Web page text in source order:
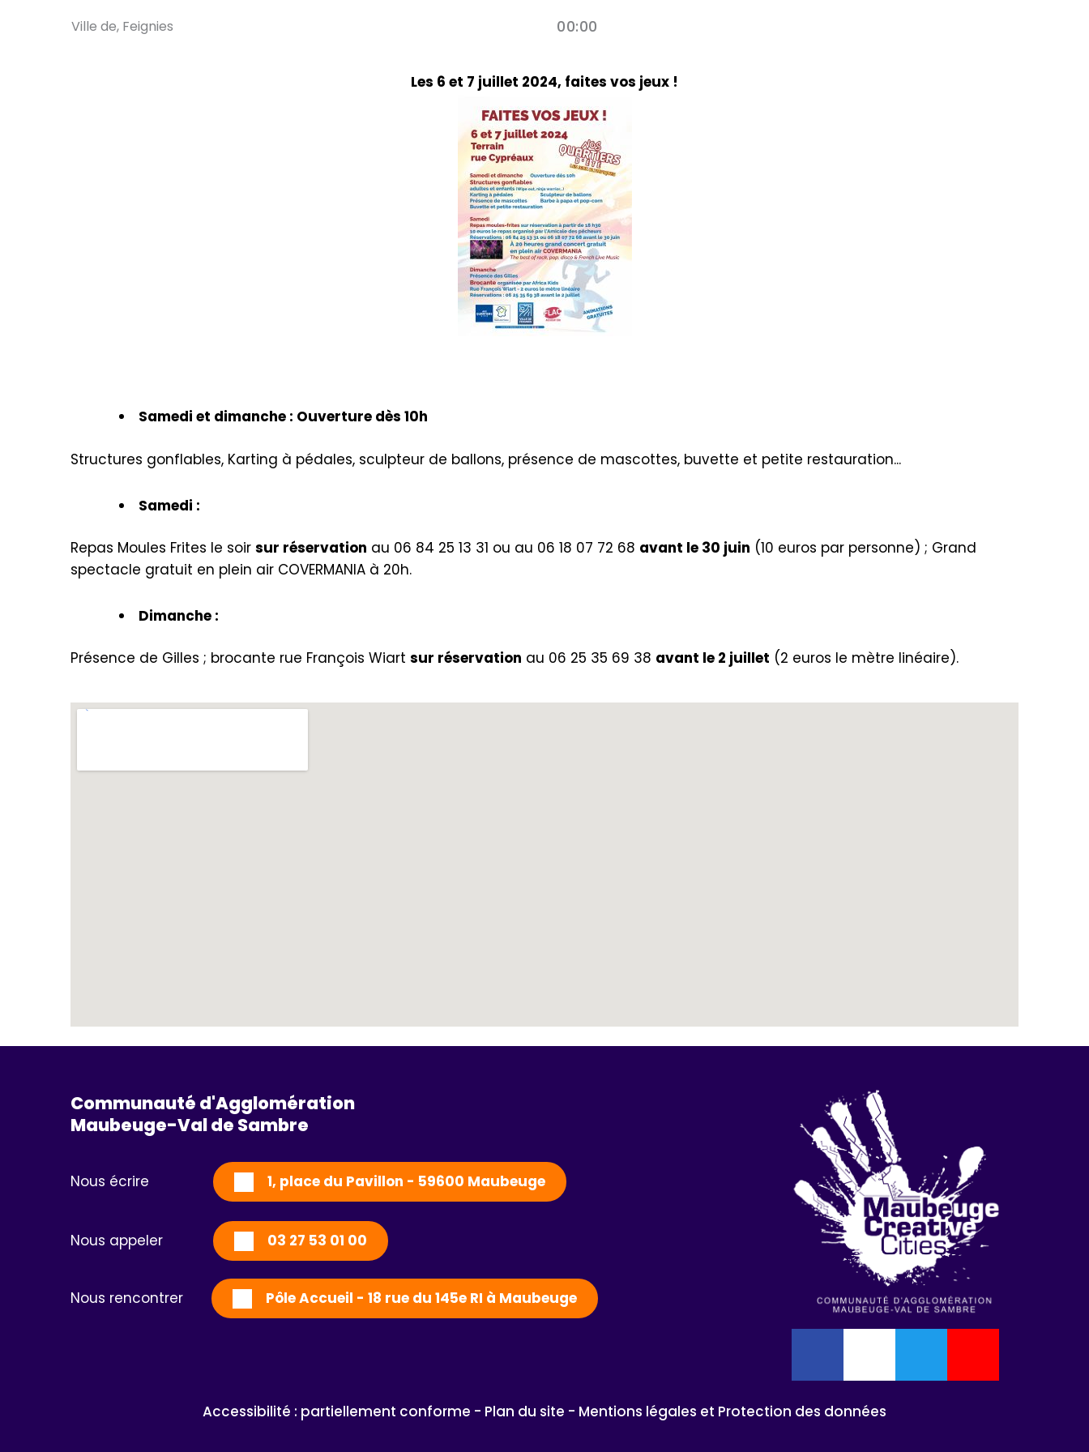
Ville de, Feignies 00:00
Les 6 et 7 juillet 2024, faites vos jeux !
Samedi et dimanche : Ouverture dès 10h
Structures gonflables, Karting à pédales, sculpteur de ballons, présence de mascottes, buvette et petite restauration...
Samedi :
Repas Moules Frites le soir sur réservation au 06 84 25 13 31 ou au 06 18 07 72 68 avant le 30 juin (10 euros par personne) ; Grand
spectacle gratuit en plein air COVERMANIA à 20h.
Dimanche :
Présence de Gilles ; brocante rue François Wiart sur réservation au 06 25 35 69 38 avant le 2 juillet (2 euros le mètre linéaire).
Communauté d'Agglomération
Maubeuge-Val de Sambre
Nous écrire 1, place du Pavillon - 59600 Maubeuge
Nous appeler 03 27 53 01 00
Nous rencontrer Pôle Accueil - 18 rue du 145e RI à Maubeuge
Accessibilité : partiellement conforme - Plan du site - Mentions légales et Protection des données